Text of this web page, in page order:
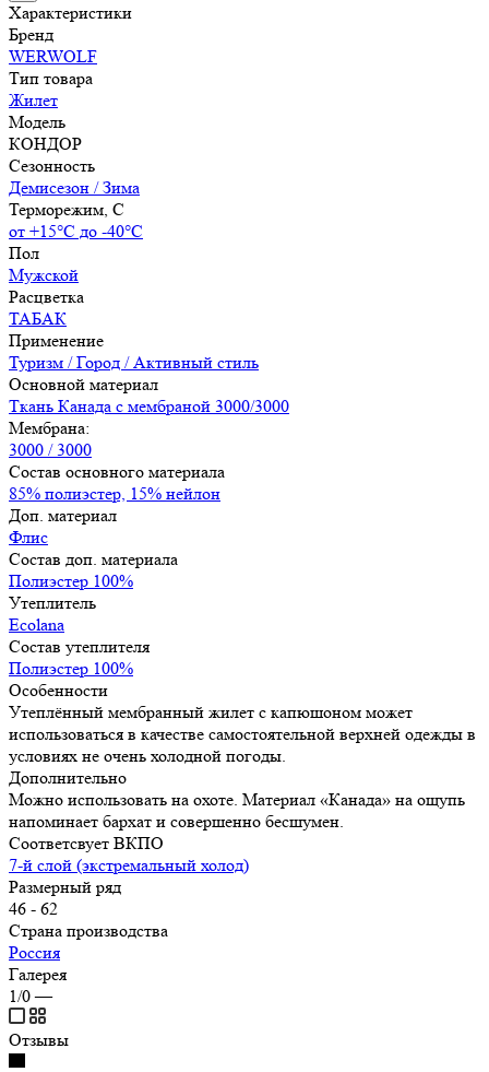
Характеристики
Бренд
WERWOLF
Тип товара
Жилет
Модель
КОНДОР
Сезонность
Демисезон / Зима
Терморежим, C
от +15°С до -40°С
Пол
Мужской
Расцветка
ТАБАК
Применение
Туризм / Город / Активный стиль
Основной материал
Ткань Канада с мембраной 3000/3000
Мембрана:
3000 / 3000
Состав основного материала
85% полиэстер, 15% нейлон
Доп. материал
Флис
Состав доп. материала
Полиэстер 100%
Утеплитель
Ecolana
Состав утеплителя
Полиэстер 100%
Особенности
Утеплённый мембранный жилет с капюшоном может
использоваться в качестве самостоятельной верхней одежды в
условиях не очень холодной погоды.
Дополнительно
Можно использовать на охоте. Материал «Канада» на ощупь
напоминает бархат и совершенно бесшумен.
Соответсвует ВКПО
7-й слой (экстремальный холод)
Размерный ряд
46 - 62
Страна производства
Россия
Галерея
1/0 —
Отзывы